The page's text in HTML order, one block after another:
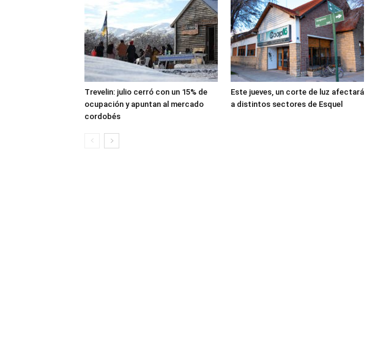
Trevelin: julio cerró con un 15% de
ocupación y apuntan al mercado
cordobés
Este jueves, un corte de luz afectará
a distintos sectores de Esquel